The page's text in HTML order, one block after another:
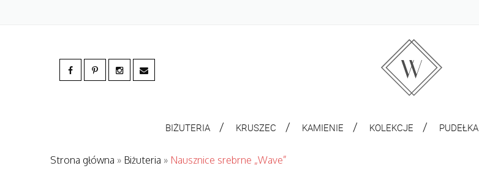
BIŻUTERIA KRUSZEC KAMIENIE KOLEKCJE PUDEŁKA
Strona główna » Biżuteria » Nausznice srebrne „Wave”